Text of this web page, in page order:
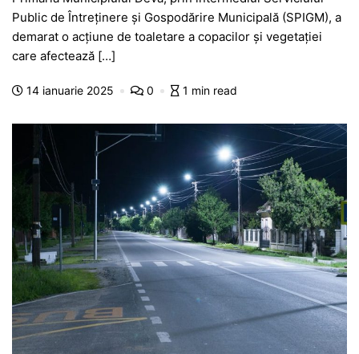
c
e
b
o
k
at
s
A
p
s
s
e
n
er
itt
er
e
gr
m
s
s
g
ta
je
z
Public de Întreținere și Gospodărire Municipală (SPIGM), a
demarat o acțiune de toaletare a copacilor și vegetației
care afectează […]
14 ianuarie 2025 0 1 min read